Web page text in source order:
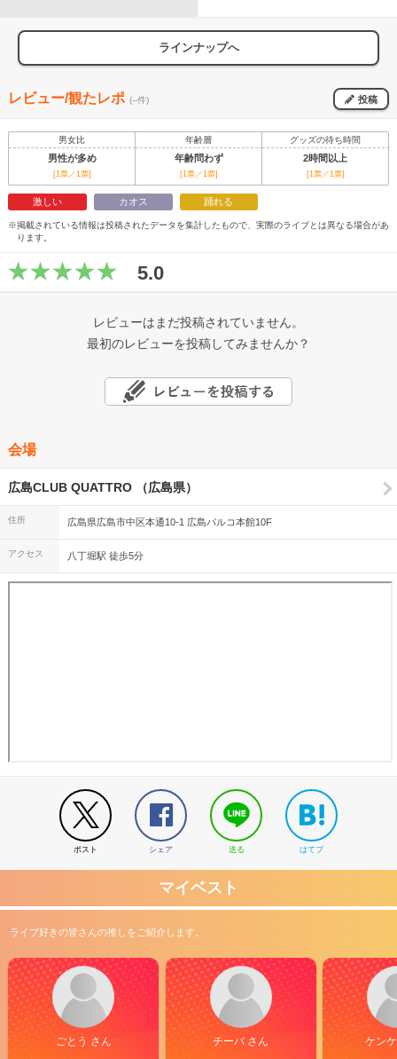
ラインナップへ
レビュー/観たレポ (--件) 投稿
男女比 年齢層 グッズの待ち時間
男性が多め 年齢問わず 2時間以上
[1票／1票] [1票／1票] [1票／1票]
激しい カオス 踊れる
※掲載されている情報は投稿されたデータを集計したもので、実際のライブとは異なる場合があ
ります。
5.0
レビューはまだ投稿されていません。
最初のレビューを投稿してみませんか？
会場
広島CLUB QUATTRO （広島県）
住所 広島県広島市中区本通10-1 広島パルコ本館10F
アクセス 八丁堀駅 徒歩5分
ポスト シェア 送る はてブ
マイベスト
ライブ好きの皆さんの推しをご紹介します。
ごとう さん チーバ さん ケン